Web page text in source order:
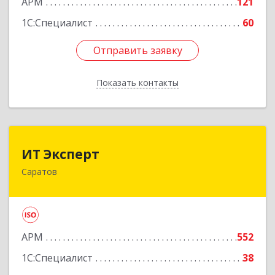
1С:Специалист
60
Отправить заявку
Показать контакты
Отправить заявку
Назад
ИТ Эксперт
Саратов
АРМ
552
1С:Специалист
38
410009, Саратовская обл, Саратов г, Молочная